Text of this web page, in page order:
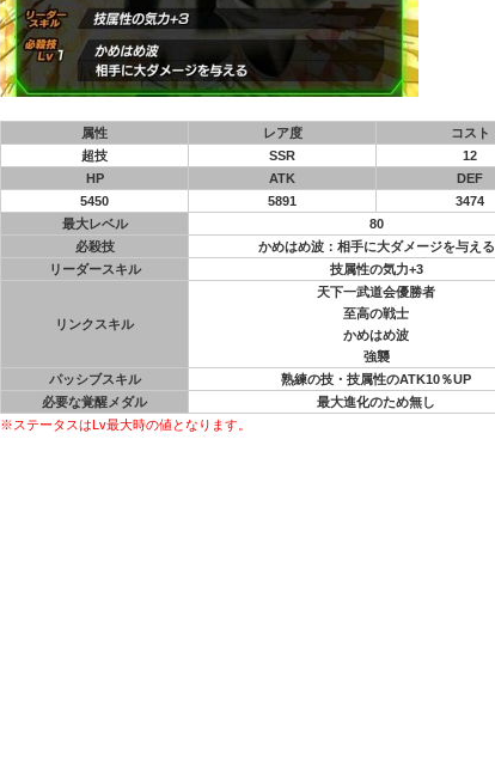
属性 レア度
コスト
超技
SSR
12
HP
ATK
DEF
5450
5891
3474
最大レベル
80
必殺技
かめはめ波：相手に大ダメージを与える
リーダースキル
技属性の気力+3
リンクスキル
天下一武道会優勝者
至高の戦士
かめはめ波
強襲
パッシブスキル
熟練の技・技属性のATK10％UP
必要な覚醒メダル
最大進化のため無し
※ステータスはLv最大時の値となります。